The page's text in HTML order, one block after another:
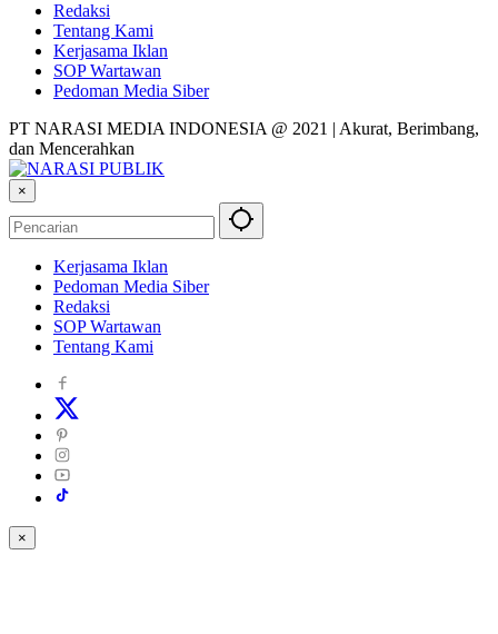
Redaksi
Tentang Kami
Kerjasama Iklan
SOP Wartawan
Pedoman Media Siber
PT NARASI MEDIA INDONESIA @ 2021 | Akurat, Berimbang,
dan Mencerahkan
×
Kerjasama Iklan
Pedoman Media Siber
Redaksi
SOP Wartawan
Tentang Kami
×